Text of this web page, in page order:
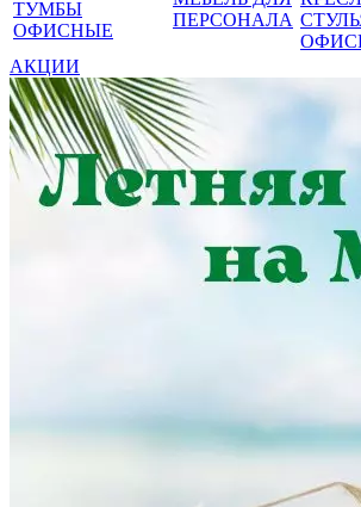
ТУМБЫ
ОФИСНЫЕ
ПЕРСОНАЛА
АКЦИИ